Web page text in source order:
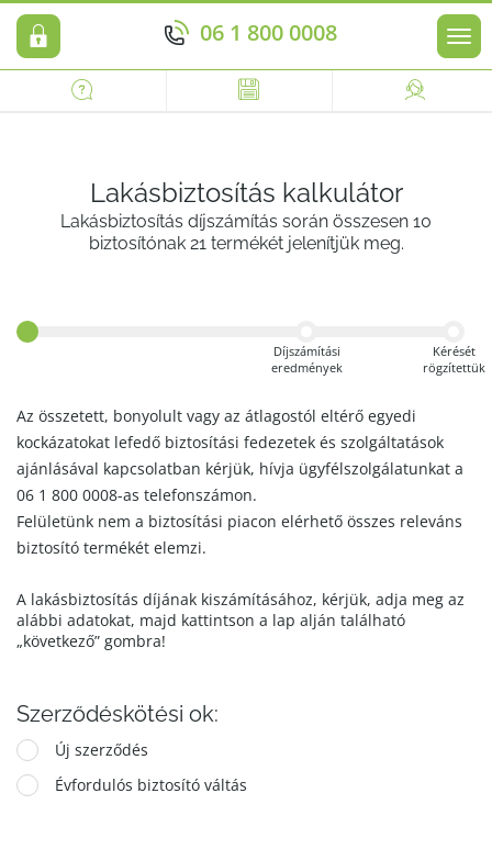
06 1 800 0008
Lakásbiztosítás kalkulátor
Lakásbiztosítás díjszámítás során összesen 10
biztosítónak 21 termékét jelenítjük meg.
Díjszámítási
eredmények
Kérését
rögzítettük
Az összetett, bonyolult vagy az átlagostól eltérő egyedi
kockázatokat lefedő biztosítási fedezetek és szolgáltatások
ajánlásával kapcsolatban kérjük, hívja ügyfélszolgálatunkat a
06 1 800 0008-as telefonszámon.
Felületünk nem a biztosítási piacon elérhető összes releváns
biztosító termékét elemzi.
A lakásbiztosítás díjának kiszámításához, kérjük, adja meg az
alábbi adatokat, majd kattintson a lap alján található
„következő” gombra!
Szerződéskötési ok:
Új szerződés
Évfordulós biztosító váltás